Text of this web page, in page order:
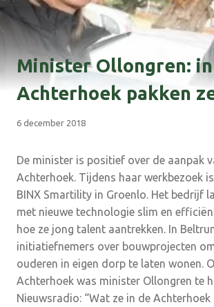
Minister Ollongren:
Achterhoek pakken
6 december 2018
De minister is positief over de aanpak
Achterhoek. Tijdens haar werkbezoek
BINX Smartility in Groenlo. Het bedrijf
met nieuwe technologie slim en
hoe ze jong talent aantrekken. In
initiatiefnemers over bouwprojecten
ouderen in eigen dorp te laten wonen.
Achterhoek was minister Ollongren te
Nieuwsradio: “Wat ze in de Achterhoek